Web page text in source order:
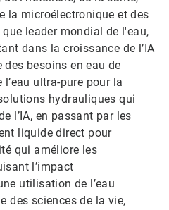
la microélectronique et des
leader mondial de l'eau,
dans la croissance de l’IA
des besoins en eau de
l’eau ultra-pure pour la
hydrauliques qui
l’IA, en passant par les
liquide direct pour
qui améliore les
l’impact
utilisation de l’eau
des sciences de la vie,